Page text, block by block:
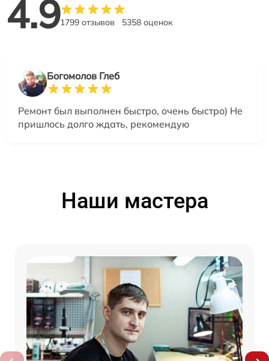
4.91799 отзывов 5358 оценок
Богомолов Глеб
Ремонт был выполнен быстро, очень быстро) Не
пришлось долго ждать, рекомендую
Наши мастера